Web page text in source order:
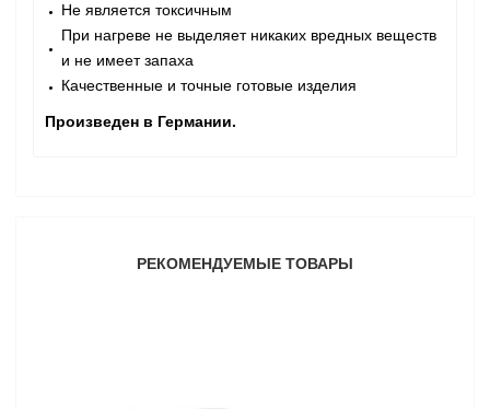
Не является токсичным
При нагреве не выделяет никаких вредных веществ
и не имеет запаха
Качественные и точные готовые изделия
Произведен в Германии.
РЕКОМЕНДУЕМЫЕ ТОВАРЫ